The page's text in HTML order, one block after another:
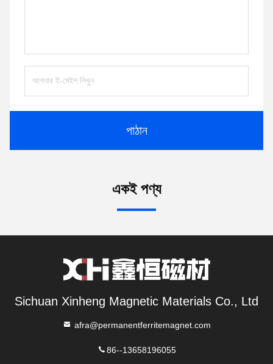
পাঠান
একই পণ্য
Sichuan Xinheng Magnetic Materials Co., Ltd
afra@permanentferritemagnet.com
86--13658196055